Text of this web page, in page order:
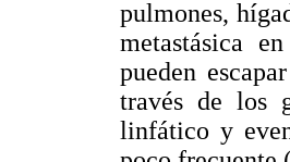
pulmones,
metastásica
pueden
través de los
linfático y